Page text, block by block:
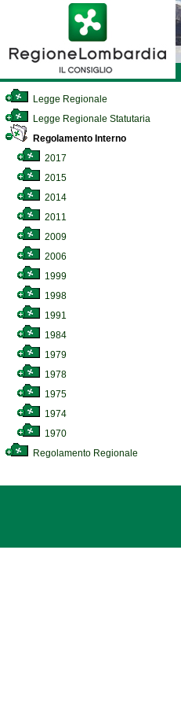
Legge Regionale
Legge Regionale Statutaria
Regolamento Interno
2017
2015
2014
2011
2009
2006
1999
1998
1991
1984
1979
1978
1975
1974
1970
Regolamento Regionale